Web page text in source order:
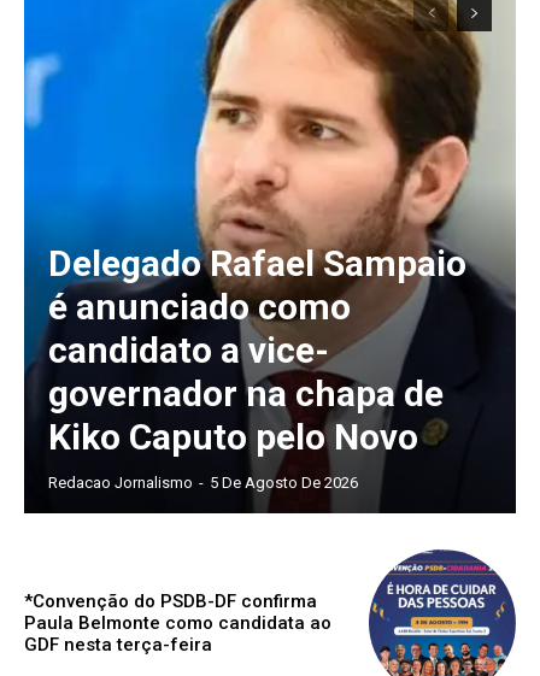
Delegado Rafael Sampaio
é anunciado como
candidato a vice-
governador na chapa de
Kiko Caputo pelo Novo
Redacao Jornalismo - 5 De Agosto De 2026
*Convenção do PSDB-DF confirma
Paula Belmonte como candidata ao
GDF nesta terça-feira